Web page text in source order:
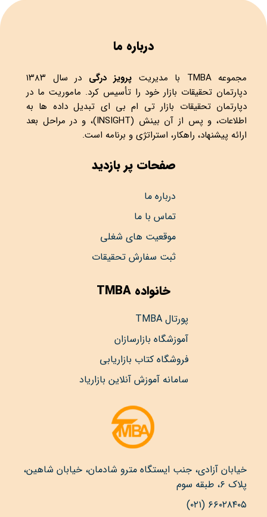
درباره ما
مجموعهTMBA با مدیریت پرویز درگی
در سال ۱۳۸۳
دپارتمان تحقیقات بازار خود را تأسیس کرد. ماموریت ما در
دپارتمان تحقیقات بازار تی ام بی ای تبدیل داده ها به
اطلاعات، و پس از آن بینش (INSIGHT)، و در مراحل بعد
ارائه پیشنهاد، راهکار، استراتژی و برنامه است.
صفحات پر بازدید
درباره ما
تماس با ما
موقعیت های شغلی
ثبت سفارش تحقیقات
خانواده TMBA
پورتال TMBA
آموزشگاه بازارسازان
فروشگاه کتاب بازاریابی
سامانه آموزش آنلاین بازاریاد
خیابان آزادی، جنب ایستگاه مترو شادمان، خیابان شاهین،
پلاک ۶، طبقه سوم
۶۶۰۲۸۴۰۵ (۰۲۱)